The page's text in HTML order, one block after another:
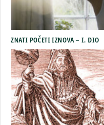
ZNATI POČETI IZNOVA – I. DIO